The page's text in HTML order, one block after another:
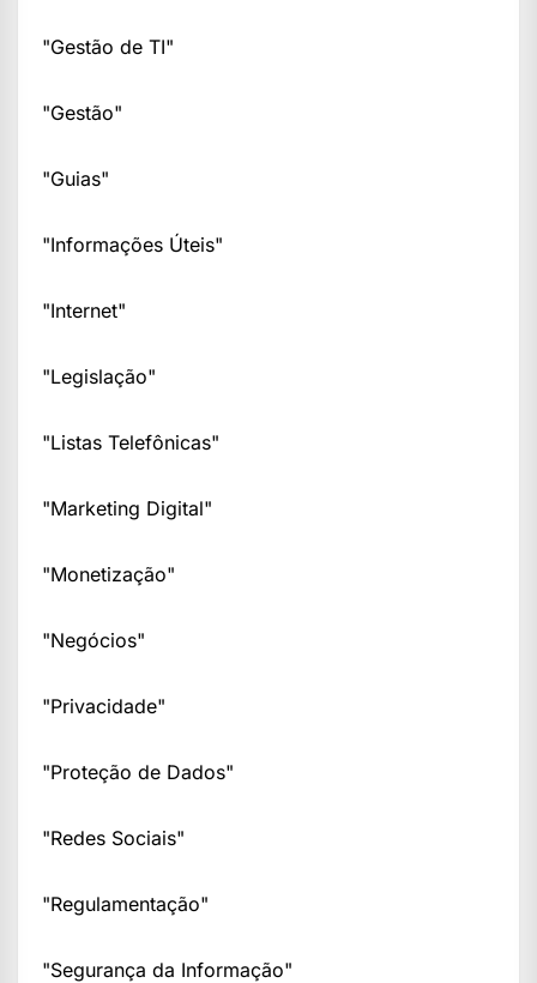
"Gestão de TI"
"Gestão"
"Guias"
"Informações Úteis"
"Internet"
"Legislação"
"Listas Telefônicas"
"Marketing Digital"
"Monetização"
"Negócios"
"Privacidade"
"Proteção de Dados"
"Redes Sociais"
"Regulamentação"
"Segurança da Informação"